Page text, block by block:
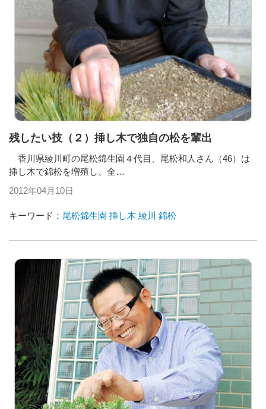
残したい技（２）挿し木で独自の松を輩出
香川県綾川町の尾松錦生園４代目、尾松和人さん（46）は
挿し木で錦松を増殖し、全…
2012年04月10日
キーワード： 尾松錦生園 挿し木 綾川 錦松